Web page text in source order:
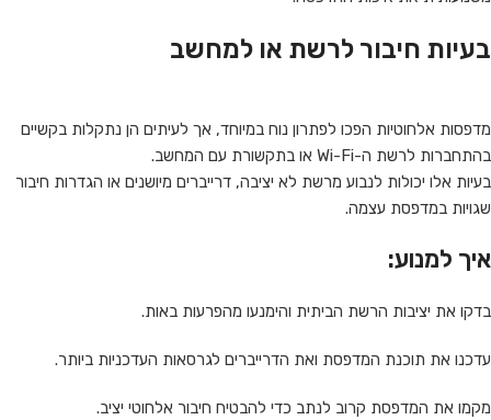
בעיות חיבור לרשת או למחשב
מדפסות אלחוטיות הפכו לפתרון נוח במיוחד, אך לעיתים הן נתקלות בקשיים
בהתחברות לרשת ה-Wi-Fi או בתקשורת עם המחשב.
בעיות אלו יכולות לנבוע מרשת לא יציבה, דרייברים מיושנים או הגדרות חיבור
שגויות במדפסת עצמה.
איך למנוע:
בדקו את יציבות הרשת הביתית והימנעו מהפרעות באות.
עדכנו את תוכנת המדפסת ואת הדרייברים לגרסאות העדכניות ביותר.
מקמו את המדפסת קרוב לנתב כדי להבטיח חיבור אלחוטי יציב.